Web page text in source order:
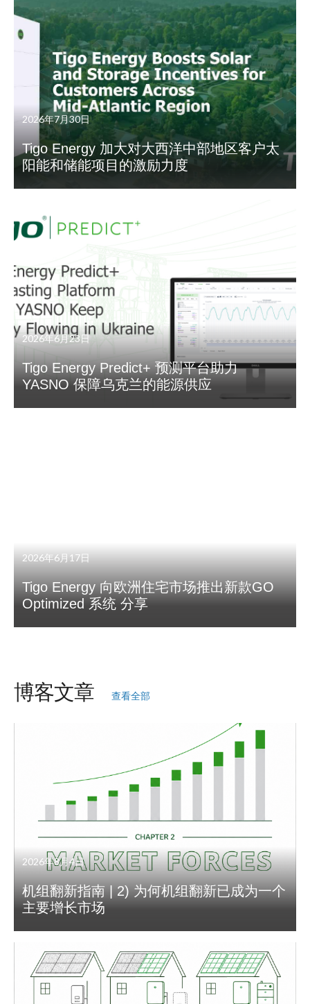
2026年7月30日
Tigo Energy 加大对大西洋中部地区客户太
阳能和储能项目的激励力度
2026年6月23日
Tigo Energy Predict+ 预测平台助力
YASNO 保障乌克兰的能源供应
2026年6月17日
Tigo Energy 向欧洲住宅市场推出新款GO
Optimized 系统 分享
博客文章 查看全部
2026年8月4日
机组翻新指南 | 2) 为何机组翻新已成为一个
主要增长市场